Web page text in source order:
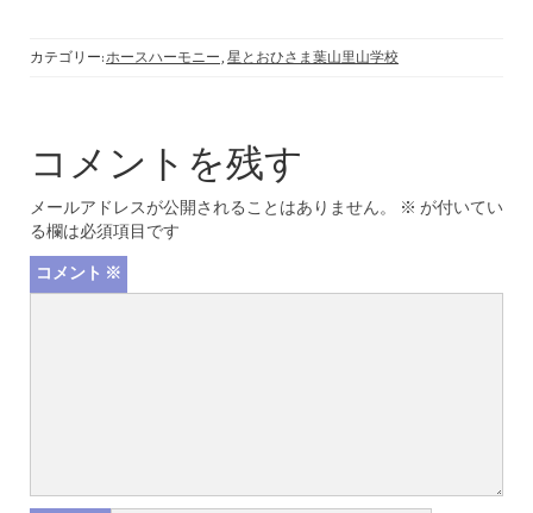
カテゴリー:ホースハーモニー,星とおひさま葉山里山学校
コメントを残す
メールアドレスが公開されることはありません。 ※ が付いてい
る欄は必須項目です
コメント ※